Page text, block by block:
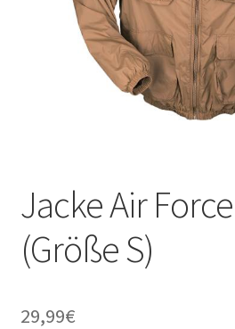
Jacke Air
(Größe S)
29,99€